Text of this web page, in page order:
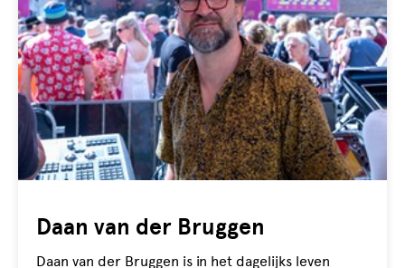
Daan van der Bruggen
Daan van der Bruggen is in het dagelijks leven